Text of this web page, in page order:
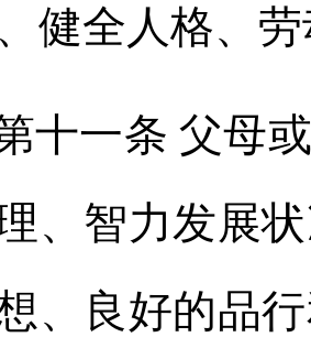
健全人格、
十一条 父母
、智力发展
、良好的品